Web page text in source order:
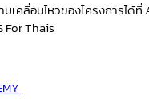
คลื่อนไหวของโครงการได้ที่
For Thais